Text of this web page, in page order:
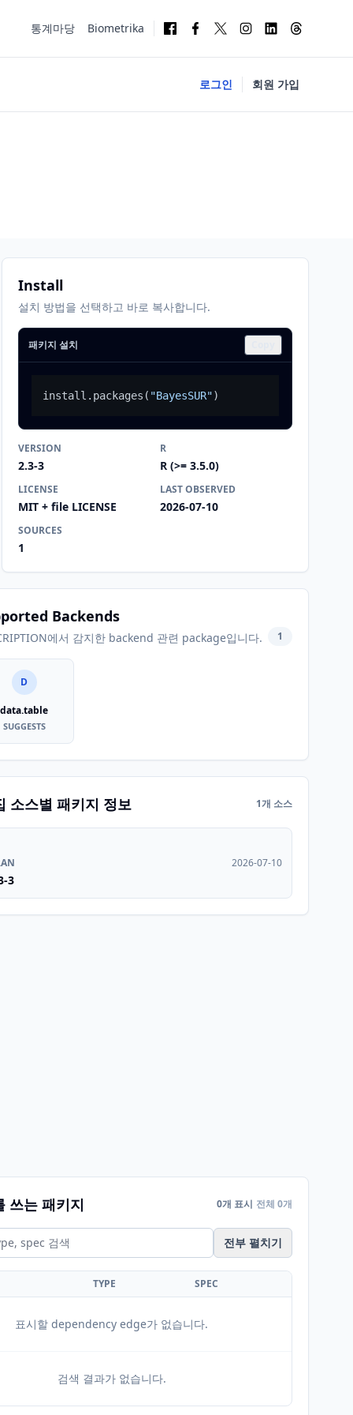
통계마당 Biometrika
로그인 회원 가입
Install
설치 방법을 선택하고 바로 복사합니다.
패키지 설치
install.packages ( "BayesSUR")
VERSION
2.3-3
R
R (>= 3.5.0)
LICENSE
MIT + file LICENSE
LAST OBSERVED
2026-07-10
SOURCES
1
Backends
에서 감지한 backend 관련 package입니다. 1
D
data.table
SUGGESTS
소스별 패키지 정보 1개 소스
3
2026-07-10
쓰는 패키지 0개 표시 전체 0개
전부 펼치기
TYPE SPEC
표시할 dependency edge가 없습니다.
검색 결과가 없습니다.